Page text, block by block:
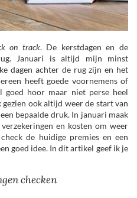
on track. De kerstdagen en de
Januari is altijd mijn minst
dagen achter de rug zijn en het
heeft goede voornemens of
goed hoor maar niet perse heel
ook altijd weer de start van
bepaalde druk. In januari maak
en kosten om weer
de huidige premies en een
goed idee. In dit artikel geef ik je
checken